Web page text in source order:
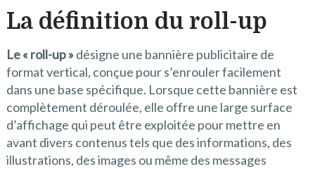
La définition du roll-up
Le « roll-up » désigne une bannière publicitaire de
format vertical, conçue pour s’enrouler facilement
dans une base spécifique. Lorsque cette bannière est
complètement déroulée, elle offre une large surface
d’affichage qui peut être exploitée pour mettre en
avant divers contenus tels que des informations, des
illustrations, des images ou même des messages